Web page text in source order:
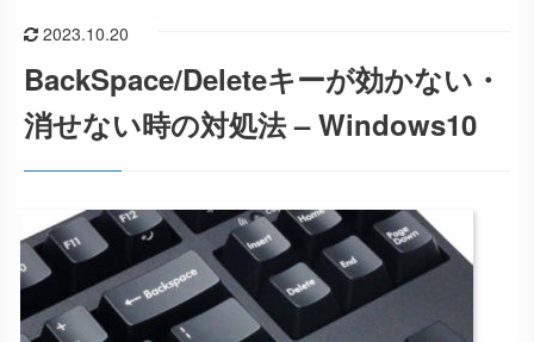
2023.10.20
BackSpace/Deleteキーが効かない・
消せない時の対処法 – Windows10